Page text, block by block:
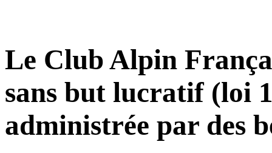
Le Club Alpin
sans but lucratif (loi
administrée par des